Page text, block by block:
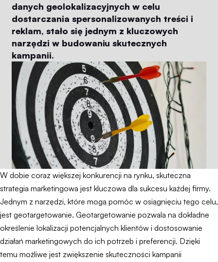
danych geolokalizacyjnych w celu
dostarczania spersonalizowanych treści i
reklam, stało się jednym z kluczowych
narzędzi w budowaniu skutecznych
kampanii.
W dobie coraz większej konkurencji na rynku, skuteczna
strategia marketingowa jest kluczowa dla sukcesu każdej firmy.
Jednym z narzędzi, które mogą pomóc w osiągnięciu tego celu,
jest geotargetowanie. Geotargetowanie pozwala na dokładne
określenie lokalizacji potencjalnych klientów i dostosowanie
działań marketingowych do ich potrzeb i preferencji. Dzięki
temu możliwe jest zwiększenie skuteczności kampanii